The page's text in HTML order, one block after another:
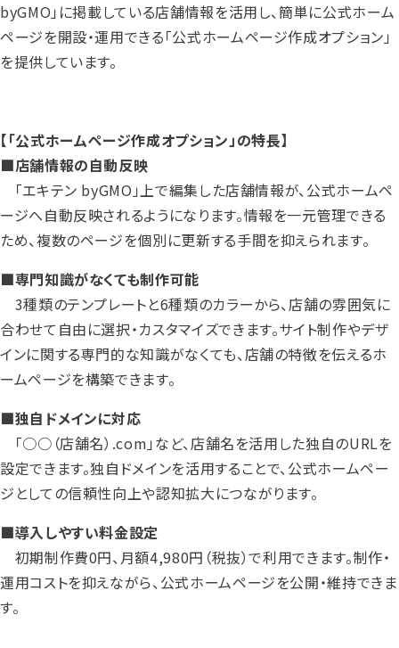
byGMO」に掲載している店舗情報を活用し、簡単に公式ホーム
ページを開設・運用できる「公式ホームページ作成オプション」
を提供しています。
【「公式ホームページ作成オプション」の特長】
■店舗情報の自動反映
「エキテン byGMO」上で編集した店舗情報が、公式ホームペ
ージへ自動反映されるようになります。情報を一元管理できる
ため、複数のページを個別に更新する手間を抑えられます。
■専門知識がなくても制作可能
3種類のテンプレートと6種類のカラーから、店舗の雰囲気に
合わせて自由に選択・カスタマイズできます。サイト制作やデザ
インに関する専門的な知識がなくても、店舗の特徴を伝えるホ
ームページを構築できます。
■独自ドメインに対応
「○○（店舗名）.com」など、店舗名を活用した独自のURLを
設定できます。独自ドメインを活用することで、公式ホームペー
ジとしての信頼性向上や認知拡大につながります。
■導入しやすい料金設定
初期制作費0円、月額4,980円（税抜）で利用できます。制作・
運用コストを抑えながら、公式ホームページを公開・維持できま
す。